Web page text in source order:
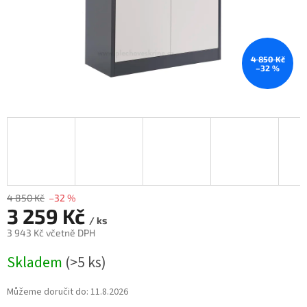
4 850 Kč
–32 %
4 850 Kč –32 %
3 259 Kč / ks
3 943 Kč včetně DPH
cena:
Skladem (>5 ks)
Můžeme doručit do: 11.8.2026